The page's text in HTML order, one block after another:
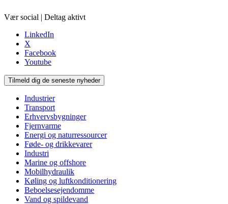
Vær social | Deltag aktivt
LinkedIn
X
Facebook
Youtube
Tilmeld dig de seneste nyheder
Industrier
Transport
Erhvervsbygninger
Fjernvarme
Energi og naturressourcer
Føde- og drikkevarer
Industri
Marine og offshore
Mobilhydraulik
Køling og luftkonditionering
Beboelsesejendomme
Vand og spildevand